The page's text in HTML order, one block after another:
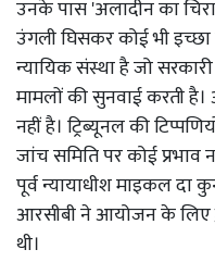
उनके पास 'अलादीन का
उंगली घिसकर कोई भी
न्यायिक संस्था है जो
मामलों की सुनवाई करती
नहीं है। ट्रिब्यूनल की
जांच समिति पर कोई प्रभाव
पूर्व न्यायाधीश माइकल दा
आरसीबी ने आयोजन के लिए
थी।